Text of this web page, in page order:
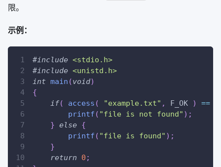
限。
示例：
#include <stdio.h>
#include <unistd.h>
int main (void)
{
if( access ( "example.txt" , F_OK ) ==
printf ( "file is not found" ) ;
} else {
printf ( "file is found" ) ;
}
return
0 ;